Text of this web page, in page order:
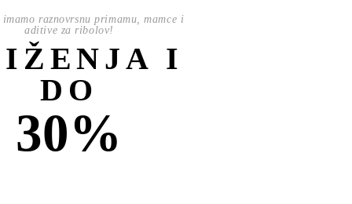
raznovrsnu primamu, mamce i
aditive za ribolov!
I
DO
30%